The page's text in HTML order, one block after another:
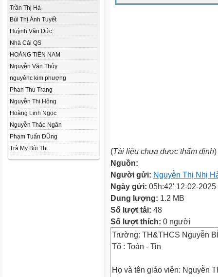
Trần Thị Hà
Bùi Thị Ánh Tuyết
Huỳnh Văn Đức
Nhà Cái QS
HOÀNG TIẾN NAM
Nguyễn Văn Thủy
nguyênc kim phượng
Phan Thu Trang
Nguyễn Thị Hông
Hoàng Linh Ngọc
Nguyễn Thảo Ngân
Phạm Tuấn DŨng
Trà My Bùi Thị
(Tài liệu chưa được thẩm định)
Nguồn:
Người gửi: Nguyễn Thị Nhị
Ngày gửi: 05h:42' 12-02-2025
Dung lượng: 1.2 MB
Số lượt tải: 48
Số lượt thích: 0 người
Trường: TH&THCS Nguyễn
Tổ : Toán - Tin
Họ và tên giáo viên: Nguyễn